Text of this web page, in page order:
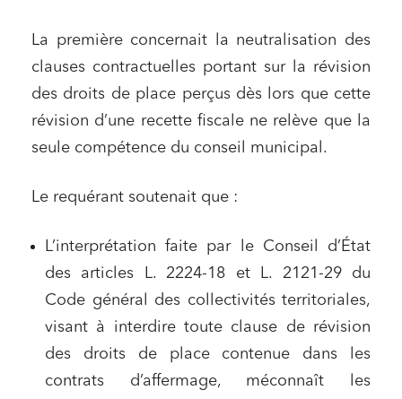
La première concernait la neutralisation des
clauses contractuelles portant sur la révision
des droits de place perçus dès lors que cette
révision d’une recette fiscale ne relève que la
seule compétence du conseil municipal.
Le requérant soutenait que :
L’interprétation faite par le Conseil d’État
des articles L. 2224-18 et L. 2121-29 du
Code général des collectivités territoriales,
visant à interdire toute clause de révision
des droits de place contenue dans les
contrats d’affermage, méconnaît les